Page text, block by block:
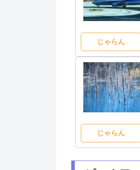
じゃらん
じゃらん